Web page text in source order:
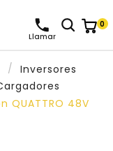
Llamar
0
Inversores
QUATTRO 48V